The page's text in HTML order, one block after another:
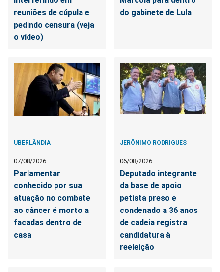
reuniões de cúpula e
pedindo censura (veja
o vídeo)
do gabinete de Lula
UBERLÂNDIA
07/08/2026
Parlamentar
conhecido por sua
atuação no combate
ao câncer é morto a
facadas dentro de
casa
JERÔNIMO RODRIGUES
06/08/2026
Deputado integrante
da base de apoio
petista preso e
condenado a 36 anos
de cadeia registra
candidatura à
reeleição